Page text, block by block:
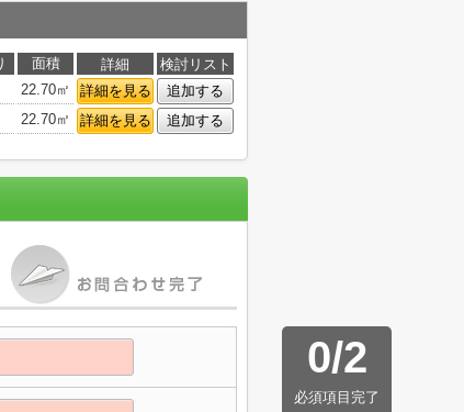
面積 詳細
検討リスト
22.70㎡ 詳細を見る
追加する
22.70㎡ 詳細を見る 追加する
0/2
必須項目完了